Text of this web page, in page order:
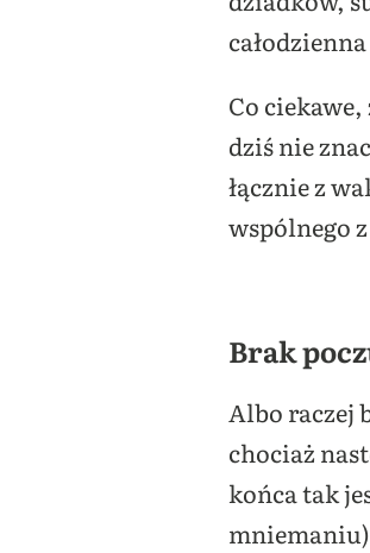
Co
dziś nie
łącznie z
wspólnego
Brak
Albo raczej
chociaż
końca tak
mniemaniu)